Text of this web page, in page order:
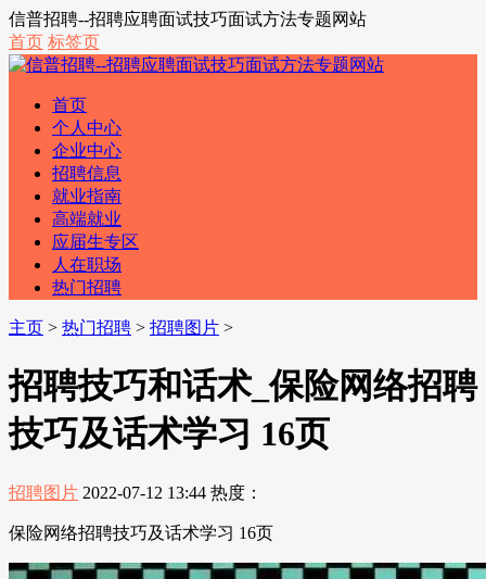
信普招聘--招聘应聘面试技巧面试方法专题网站
首页 标签页
首页
个人中心
企业中心
招聘信息
就业指南
高端就业
应届生专区
人在职场
热门招聘
主页 > 热门招聘 > 招聘图片 >
招聘技巧和话术_保险网络招聘
技巧及话术学习 16页
招聘图片 2022-07-12 13:44 热度：
保险网络招聘技巧及话术学习 16页